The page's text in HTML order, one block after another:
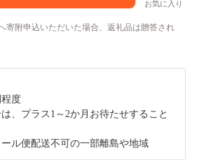
お気に入り
寄附申込いただいた場合、返礼品は贈答され
度
、プラス1～2か月お待たせすること
ル便配送不可の一部離島や地域